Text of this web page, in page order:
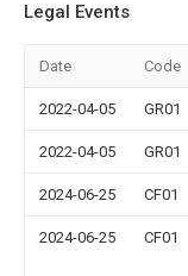
Legal Events
Date Code
2022-04-05 GR01
2022-04-05 GR01
2024-06-25 CF01
2024-06-25 CF01